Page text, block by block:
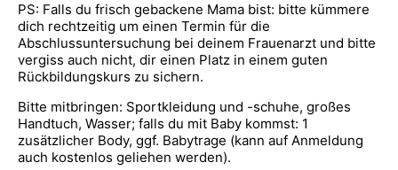
PS: Falls du frisch gebackene Mama bist: bitte kümmere
dich rechtzeitig um einen Termin für die
Abschlussuntersuchung bei deinem Frauenarzt und bitte
vergiss auch nicht, dir einen Platz in einem guten
Rückbildungskurs zu sichern.
Bitte mitbringen: Sportkleidung und -schuhe, großes
Handtuch, Wasser; falls du mit Baby kommst: 1
zusätzlicher Body, ggf. Babytrage (kann auf Anmeldung
auch kostenlos geliehen werden).